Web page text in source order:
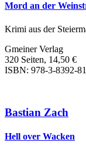
Mord an der
Krimi aus der
Gmeiner Verlag
320 Seiten, 14,50 €
ISBN: 978-3-8392-
Bastian Zach
Hell over Wacken